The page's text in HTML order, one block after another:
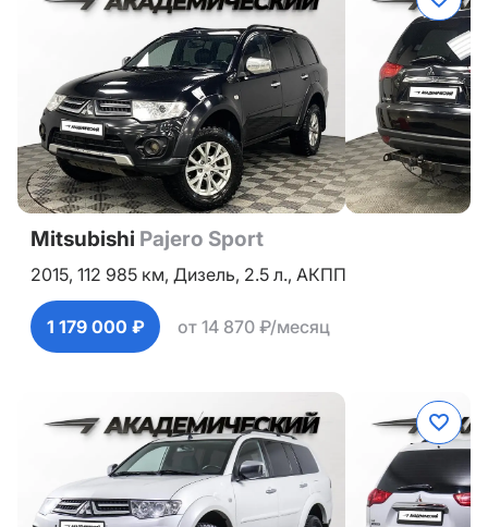
Mitsubishi Pajero Sport
2015, 112 985 км, Дизель, 2.5 л., АКПП
1 179 000 ₽ от 14 870 ₽/месяц